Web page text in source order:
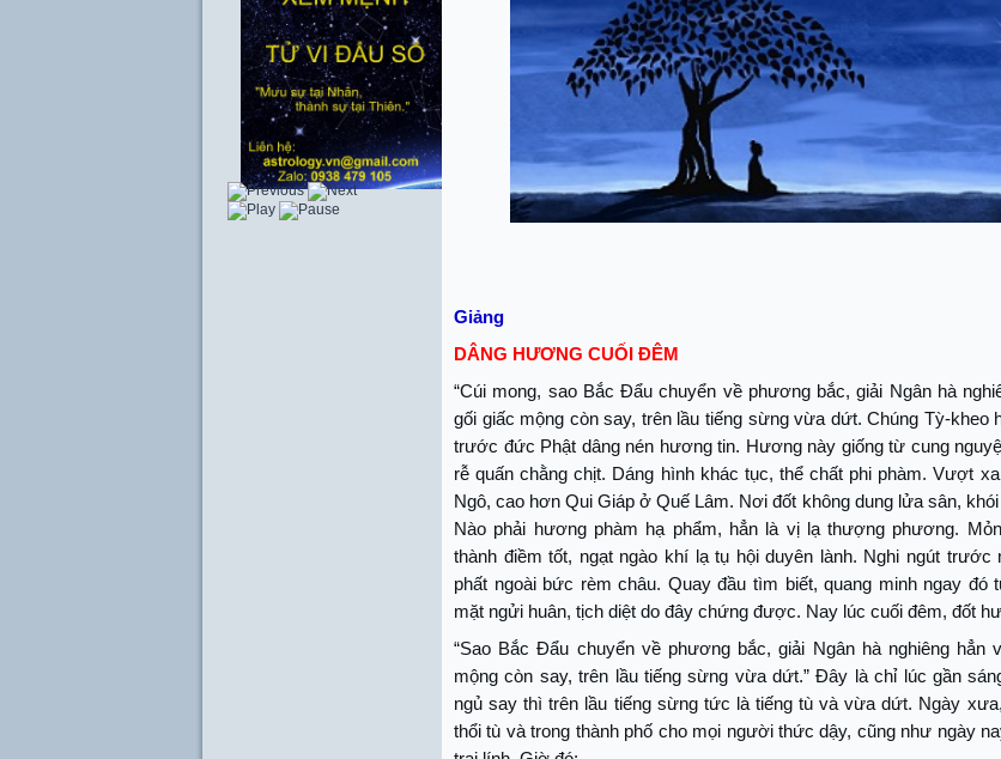
Giảng
DÂNG HƯƠNG CUỐI ĐÊM
“Cúi mong, sao Bắc Đẩu chuyển về phương bắc, giải Ngân hà
gối giấc mộng còn say, trên lầu tiếng sừng vừa dứt. Chúng Tỳ-kheo
trước đức Phật dâng nén hương tin. Hương này giống từ cung
rễ quấn chằng chịt. Dáng hình khác tục, thể chất phi phàm. Vượt
Ngô, cao hơn Qui Giáp ở Quế Lâm. Nơi đốt không dung lửa sân,
Nào phải hương phàm hạ phẩm, hẳn là vị lạ thượng phương.
thành điềm tốt, ngạt ngào khí lạ tụ hội duyên lành. Nghi ngút trước
phất ngoài bức rèm châu. Quay đầu tìm biết, quang minh ngay đó
mặt ngửi huân, tịch diệt do đây chứng được. Nay lúc cuối đêm, đốt
“Sao Bắc Đẩu chuyển về phương bắc, giải Ngân hà nghiêng hẳn
mộng còn say, trên lầu tiếng sừng vừa dứt.” Đây là chỉ lúc gần
ngủ say thì trên lầu tiếng sừng tức là tiếng tù và vừa dứt. Ngày
thổi tù và trong thành phố cho mọi người thức dậy, cũng như ngày